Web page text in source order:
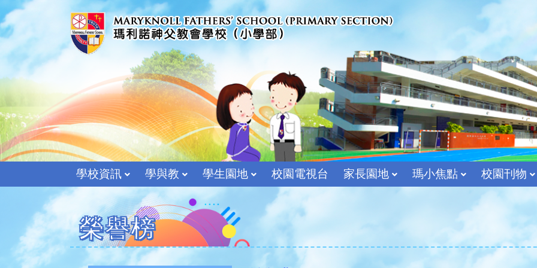
學校資訊 學與教 學生園地 校園電視台 家長園地 瑪小焦點 校園刊物
榮譽榜